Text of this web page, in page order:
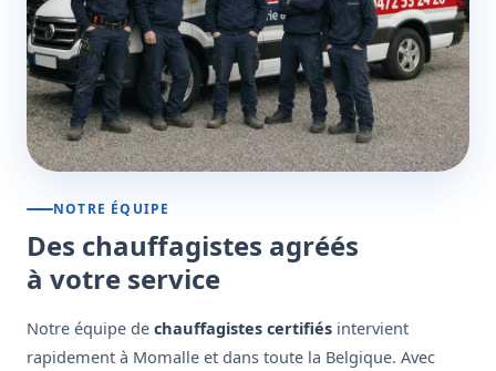
NOTRE ÉQUIPE
Des chauffagistes agréés
à votre service
Notre équipe de chauffagistes certifiés intervient
rapidement à Momalle et dans toute la Belgique. Avec